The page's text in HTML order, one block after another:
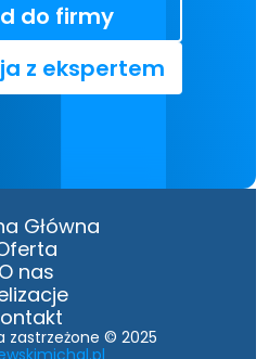
do firmy
z ekspertem
Główna
O nas